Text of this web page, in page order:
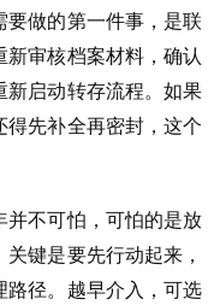
要做的第一件事，是联
审核档案材料，确认
新启动转存流程。如果
得先补全再密封，这个
并不可怕，可怕的是放
键是要先行动起来，
路径。越早介入，可选